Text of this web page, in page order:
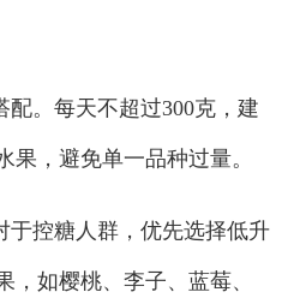
。每天不超过300克，建
，避免单一品种过量。
控糖人群，优先选择低升
如樱桃、李子、蓝莓、